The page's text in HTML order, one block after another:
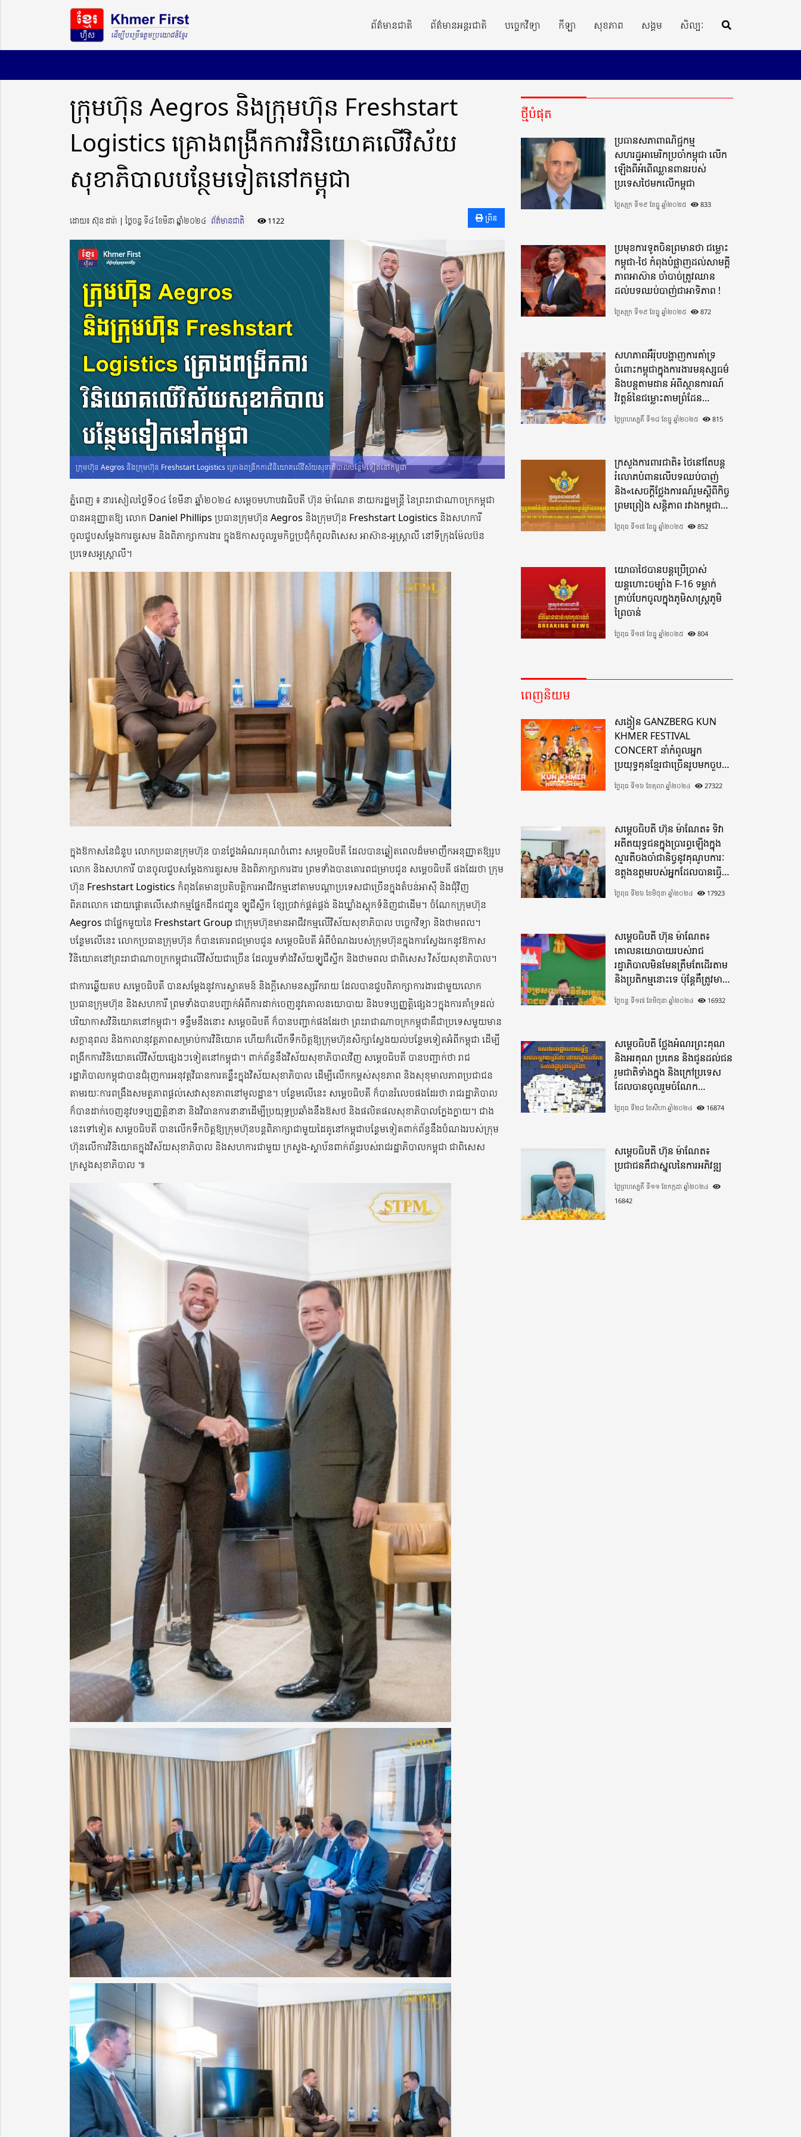
ព័ត៌មានជាតិ ព័ត៌មានអន្តរជាតិ បច្ចេកវិទ្យា កីឡា សុខភាព សង្គម សិល្បៈ
ក្រុមហ៊ុន Aegros និងក្រុមហ៊ុន Freshstart
Logistics គ្រោងពង្រីកការវិនិយោគលើវិស័យ
សុខាភិបាលបន្ថែមទៀតនៅកម្ពុជា
ដោយ៖ ស៊ុន ដារ៉ា ​​ | ថ្ងៃចន្ទ ទី៤ ខែមីនា ឆ្នាំ២០២៤ ព័ត៌មានជាតិ 1122 ព្រីន
ក្រុមហ៊ុន Aegros និងក្រុមហ៊ុន Freshstart Logistics គ្រោងពង្រីកការវិនិយោគលើវិស័យសុខាភិបាលបន្ថែមទៀតនៅកម្ពុជា
ភ្នំពេញ ៖ នារសៀលថ្ងៃទី០៤ ខែមីនា ឆ្នាំ២០២៤ សម្តេចមហាបវរធិបតី ហ៊ុន ម៉ាណែត នាយករដ្ឋមន្រ្តី នៃព្រះរាជាណាចក្រកម្ពុជា
បានអនុញ្ញាតឱ្យ លោក Daniel Phillips ប្រធានក្រុមហ៊ុន Aegros និងក្រុមហ៊ុន Freshstart Logistics និងសហការី
ចូលជួបសម្តែងការគួរសម និងពិភាក្សាការងារ ក្នុងឱកាសចូលរួមកិច្ចប្រជុំកំពូលពិសេស អាស៊ាន-អូស្រ្តាលី នៅទីក្រុងម៉ែលប៊ន
ប្រទេសអូស្ត្រាលី។
ក្នុងឱកាសនៃជំនួប លោកប្រធានក្រុមហ៊ុន បានថ្លែងអំណរគុណចំពោះ សម្តេចធិបតី ដែលបានឆ្លៀតពេលដ៏មមាញឹកអនុញ្ញាតឱ្យរូប
លោក និងសហការី បានចូលជួបសម្តែងការគួរសម និងពិភាក្សាការងារ ព្រមទាំងបានគោរពជម្រាបជូន សម្ដេចធិបតី ផងដែរថា ក្រុម
ហ៊ុន Freshstart Logistics កំពុងតែមានប្រតិបត្តិការអាជីវកម្មនៅតាមបណ្ដាប្រទេសជាច្រើនក្នុងតំបន់អាស៊ី និងជុំវិញ
ពិភពលោក ដោយផ្ដោតលើសេវាកម្មផ្នែកដឹកជញ្ជូន ឡូជីស្ទីក ខ្សែច្រវាក់ផ្គត់ផ្គង់ និងឃ្លាំងស្តុកទំនិញជាដើម។ ចំណែកក្រុមហ៊ុន
Aegros ជាផ្នែកមួយនៃ Freshstart Group ជាក្រុមហ៊ុនមានអាជីវកម្មលើវិស័យសុខាភិបាល បច្ចេកវិទ្យា និងថាមពល។
បន្ថែមលើនេះ លោកប្រធានក្រុមហ៊ុន ក៏បានគោរពជម្រាបជូន សម្ដេចធិបតី អំពីបំណងរបស់ក្រុមហ៊ុនក្នុងការស្វែងរកនូវឱកាស
វិនិយោគនៅព្រះរាជាណាចក្រកម្ពុជាលើវិស័យជាច្រើន ដែលរួមទាំងវិស័យឡូជីស្ទីក និងថាមពល ជាពិសេស វិស័យសុខាភិបាល។
ជាការឆ្លើយតប សម្តេចធិបតី បានសម្តែងនូវការស្វាគមន៍ និងក្តីសោមនស្សរីករាយ ដែលបានជួបពិភាក្សាការងារជាមួយលោក
ប្រធានក្រុមហ៊ុន និងសហការី ព្រមទាំងបានបញ្ជាក់អំពីការដាក់ចេញនូវគោលនយោបាយ និងបទប្បញ្ញត្តិផ្សេងៗក្នុងការគាំទ្រដល់
បរិយាកាសវិនិយោគនៅកម្ពុជា។ ទន្ទឹមនឹងនោះ សម្ដេចធិបតី ក៏បានបញ្ជាក់ផងដែរថា ព្រះរាជាណាចក្រកម្ពុជាគឺជាប្រទេសមួយមាន
សក្តានុពល និងកាលានុវត្តភាពសម្រាប់ការវិនិយោគ ហើយក៏លើកទឹកចិត្តឱ្យក្រុមហ៊ុនសិក្សាស្វែងយល់បន្ថែមទៀតអំពីកម្ពុជា ដើម្បី
ពង្រីកការវិនិយោគលើវិស័យផ្សេងៗទៀតនៅកម្ពុជា។ ពាក់ព័ន្ធនឹងវិស័យសុខាភិបាលវិញ សម្ដេចធិបតី បានបញ្ជាក់ថា រាជ
រដ្ឋាភិបាលកម្ពុជាបានជំរុញការអនុវត្តវិធានការគន្លឹះក្នុងវិស័យសុខាភិបាល ដើម្បីលើកកម្ពស់សុខភាព និងសុខុមាលភាពប្រជាជន
តាមរយៈការពង្រឹងសមត្ថភាពផ្តល់សេវាសុខភាពនៅមូលដ្ឋាន។ បន្ថែមលើនេះ សម្ដេចធិបតី ក៏បានរំលេចផងដែរថា រាជរដ្ឋាភិបាល
ក៏បានដាក់ចេញនូវបទប្បញ្ញត្តិនានា និងវិធានការនានាដើម្បីប្រយុទ្ធប្រឆាំងនឹងឱសថ និងផលិតផលសុខាភិបាលក្លែងក្លាយ។ ជាង
នេះទៅទៀត សម្ដេចធិបតី បានលើកទឹកចិត្តឱ្យក្រុមហ៊ុនបន្តពិភាក្សាជាមួយដៃគូនៅកម្ពុជាបន្ថែមទៀតពាក់ព័ន្ធនឹងបំណងរបស់ក្រុម
ហ៊ុនលើការវិនិយោគក្នុងវិស័យសុខាភិបាល និងសហការជាមួយ ក្រសួង-ស្ថាប័នពាក់ព័ន្ធរបស់រាជរដ្ឋាភិបាលកម្ពុជា ជាពិសេស
ក្រសួងសុខាភិបាល ៕
ថ្មីបំផុត
ប្រធានសភាពាណិជ្ជកម្ម
សហរដ្ឋអាមេរិកប្រចាំកម្ពុជា លើក
ឡើងពីអំពើឈ្លានពានរបស់
ប្រទេសថៃមកលើកម្ពុជា
ថ្ងៃសុក្រ ទី១៩ ខែធ្នូ ឆ្នាំ២០២៥ 833
ប្រមុខការទូតចិនព្រមានថា ជម្លោះ
កម្ពុជា-ថៃ កំពុងបំផ្លាញដល់សាមគ្គី
ភាពអាស៊ាន ចាំបាច់ត្រូវឈាន
ដល់បទឈប់បាញ់ជាអាទិភាព !
ថ្ងៃសុក្រ ទី១៩ ខែធ្នូ ឆ្នាំ២០២៥ 872
សហភាពអឺរ៉ុបបង្ហាញការគាំទ្រ
ចំពោះកម្ពុជាក្នុងការងារមនុស្សធម៌
និងបន្តតាមដាន អំពីស្ថានការណ៍
វិវត្តន៍នៃជម្លោះតាមព្រំដែន
ដោយយកចិត្តទុកដាក់ខ្ពស់
ថ្ងៃព្រហស្បតិ៍ ទី១៨ ខែធ្នូ ឆ្នាំ២០២៥ 815
ក្រសួងការពារជាតិ៖ ថៃនៅតែបន្ត
រំលោភបំពានលើបទឈប់បាញ់
និង«សេចក្តីថ្លែងការណ៍រួមស្តីពីកិច្ច
ព្រមព្រៀង សន្តិភាព រវាងកម្ពុជា
និងថៃ»
ថ្ងៃពុធ ទី១៧ ខែធ្នូ ឆ្នាំ២០២៥ 852
យោធាថៃបានបន្តប្រើប្រាស់
យន្តហោះចម្បាំង F-16 ទម្លាក់
គ្រាប់បែកចូលក្នុងភូមិសាស្ត្រភូមិ
ព្រៃចាន់
ថ្ងៃពុធ ទី១៧ ខែធ្នូ ឆ្នាំ២០២៥ 804
ពេញនិយម
សង្វៀន GANZBERG KUN
KHMER FESTIVAL
CONCERT នាំកំពូលអ្នក
ប្រយុទ្ធគុនខ្មែរជាច្រើនរូបមកចួប
គ្នាលើសង្វៀនគុនខ្មែរតែមួយដ៏
អស្ចារ្យលើទឹកដីខេត្តបាត់ដំបង
ថ្ងៃពុធ ទី១៦ ខែតុលា ឆ្នាំ២០២៤ 27322
សម្តេចធិបតី ហ៊ុន ម៉ាណែត៖ ទិវា
អតីតយុទ្ធជនក្នុងប្រារព្ធឡើងក្នុង
ស្មារតីចងចាំជានិច្ចនូវគុណូបការៈ
ឧត្តុងឧត្តមរបស់អ្នកដែលបានធ្វើ
មហាពលីកម្ម
ថ្ងៃពុធ ទី២៦ ខែមិថុនា ឆ្នាំ២០២៤ 17923
សម្តេចធិបតី ហ៊ុន ម៉ាណែត៖
គោលនយោបាយរបស់រាជ
រដ្ឋាភិបាលមិនមែនត្រឹមតែដើរតាម
និងប្រតិកម្មនោះទេ ប៉ុន្តែគឺត្រូវមាន
ភាពបុរេសកម្ម
ថ្ងៃចន្ទ ទី១៧ ខែមិថុនា ឆ្នាំ២០២៤ 16932
សម្តេចធិបតី ថ្លែងអំណរព្រះគុណ
និងអរគុណ ប្រគេន និងជូនដល់ជន
រួមជាតិទាំងក្នុង​ និងក្រៅប្រទេស​
ដែលបានចូលរួមចំណែក
យ៉ាងផុលផុសបរិច្ចាគថវិកាក្នុង
«មូលនិធិកសាងហេដ្ឋារចនាសម្ព័ន្ធ
កសាងផ្លូវក្រវាត់ព្រំដែន
ថ្ងៃពុធ ទី២៨ ខែសីហា ឆ្នាំ២០២៤ 16874
សម្តេចធិបតី ហ៊ុន ម៉ាណែត៖
ប្រជាជនគឺជាស្នូលនៃការអភិវឌ្ឍ
ថ្ងៃព្រហស្បតិ៍ ទី១១ ខែកក្កដា ឆ្នាំ២០២៤
16842